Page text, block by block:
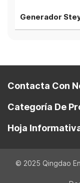
Contacta Con
Categoría De
Hoja
© 2025 Qingdao